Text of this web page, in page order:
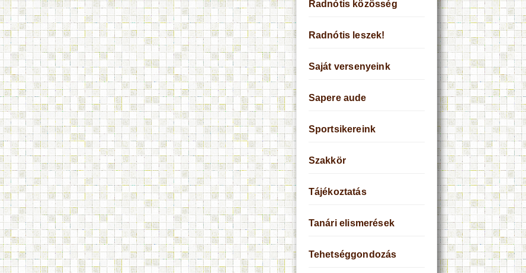
Radnótis közösség
Radnótis leszek!
Saját versenyeink
Sapere aude
Sportsikereink
Szakkör
Tájékoztatás
Tanári elismerések
Tehetséggondozás